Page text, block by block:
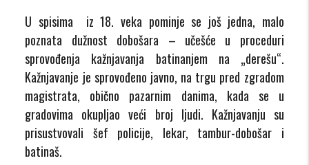
U spisima iz 18. veka pominje se još jedna, malo
poznata dužnost dobošara – učešće u proceduri
sprovođenja kažnjavanja batinanjem na „derešu“.
Kažnjavanje je sprovođeno javno, na trgu pred zgradom
magistrata, obično pazarnim danima, kada se u
gradovima okupljao veći broj ljudi. Kažnjavanju su
prisustvovali šef policije, lekar, tambur-dobošar i
batinaš.